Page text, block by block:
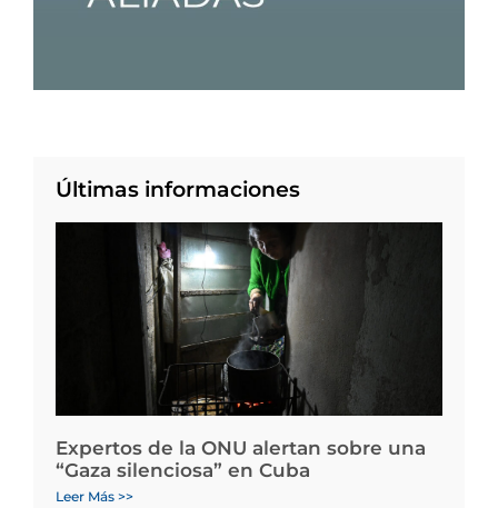
Últimas informaciones
Expertos de la ONU alertan sobre una
“Gaza silenciosa” en Cuba
Leer Más >>